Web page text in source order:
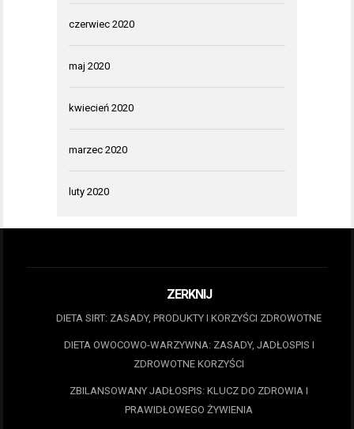
czerwiec 2020
maj 2020
kwiecień 2020
marzec 2020
luty 2020
ZERKNIJ
DIETA SIRT: ZASADY, PRODUKTY I KORZYŚCI ZDROWOTNE
DIETA OWOCOWO-WARZYWNA: ZASADY, JADŁOSPIS I
ZDROWOTNE KORZYŚCI
ZBILANSOWANY JADŁOSPIS: KLUCZ DO ZDROWIA I
PRAWIDŁOWEGO ŻYWIENIA